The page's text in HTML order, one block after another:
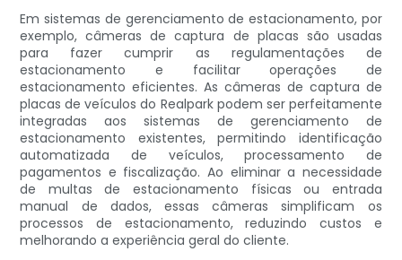
Em sistemas de gerenciamento de estacionamento, por
exemplo, câmeras de captura de placas são usadas
para fazer cumprir as regulamentações de
estacionamento e facilitar operações de
estacionamento eficientes. As câmeras de captura de
placas de veículos do Realpark podem ser perfeitamente
integradas aos sistemas de gerenciamento de
estacionamento existentes, permitindo identificação
automatizada de veículos, processamento de
pagamentos e fiscalização. Ao eliminar a necessidade
de multas de estacionamento físicas ou entrada
manual de dados, essas câmeras simplificam os
processos de estacionamento, reduzindo custos e
melhorando a experiência geral do cliente.